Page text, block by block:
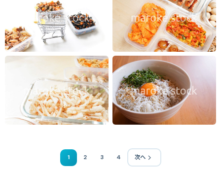
1 2 3 4 次へ